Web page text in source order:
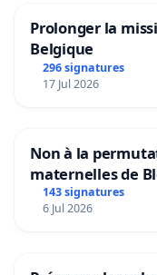
Prolonger la
Belgique
296 signatures
17 Jul 2026
Non à la
maternelles de
Préservons la
143 signatures
6 Jul 2026